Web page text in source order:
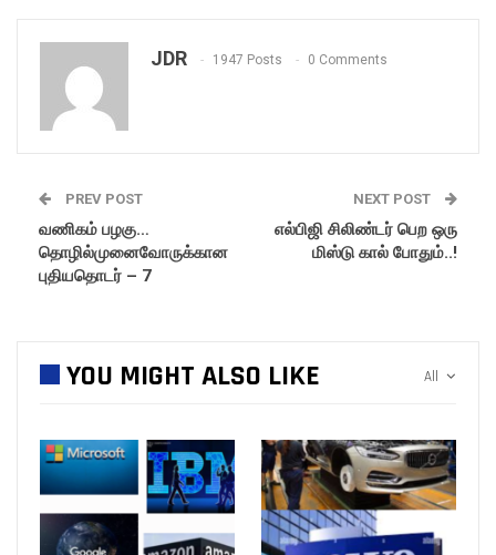
JDR 1947 Posts 0 Comments
PREV POST
வணிகம் பழகு…
தொழில்முனைவோருக்கான
புதியதொடர் – 7
NEXT POST
எல்பிஜி சிலிண்டர் பெற ஒரு
மிஸ்டு கால் போதும்..!
All
YOU MIGHT ALSO LIKE